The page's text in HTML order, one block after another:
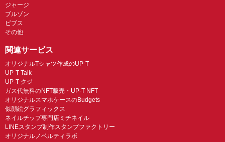
ジャージ
ブルゾン
ビブス
その他
関連サービス
オリジナルTシャツ作成のUP-T
UP-T Talk
UP-T クジ
ガス代無料のNFT販売・UP-T NFT
オリジナルスマホケースのBudgets
似顔絵グラフィックス
ネイルチップ専門店ミチネイル
LINEスタンプ制作スタンプファクトリー
オリジナルノベルティラボ